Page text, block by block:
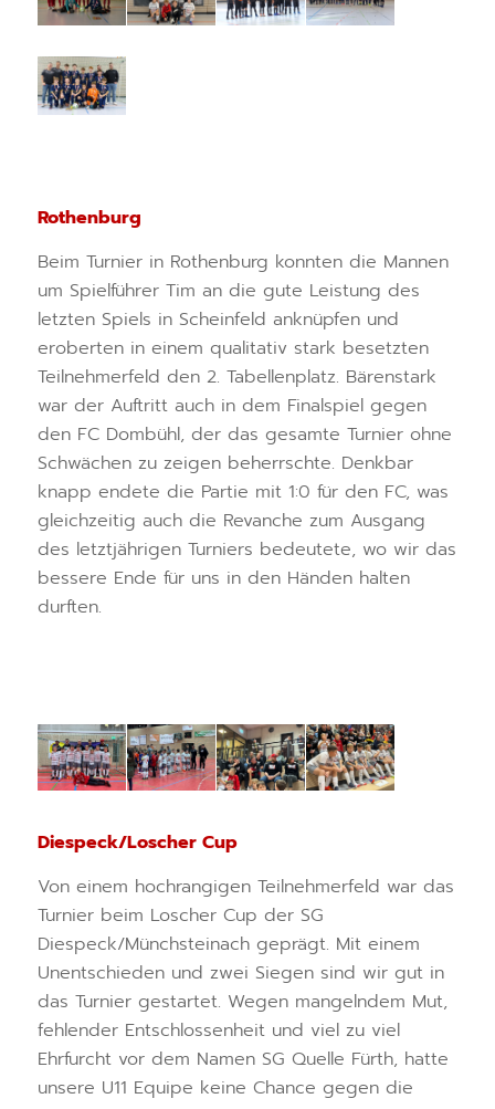
Rothenburg
Beim Turnier in Rothenburg konnten die Mannen
um Spielführer Tim an die gute Leistung des
letzten Spiels in Scheinfeld anknüpfen und
eroberten in einem qualitativ stark besetzten
Teilnehmerfeld den 2. Tabellenplatz. Bärenstark
war der Auftritt auch in dem Finalspiel gegen
den FC Dombühl, der das gesamte Turnier ohne
Schwächen zu zeigen beherrschte. Denkbar
knapp endete die Partie mit 1:0 für den FC, was
gleichzeitig auch die Revanche zum Ausgang
des letztjährigen Turniers bedeutete, wo wir das
bessere Ende für uns in den Händen halten
durften.
Diespeck/Loscher Cup
Von einem hochrangigen Teilnehmerfeld war das
Turnier beim Loscher Cup der SG
Diespeck/Münchsteinach geprägt. Mit einem
Unentschieden und zwei Siegen sind wir gut in
das Turnier gestartet. Wegen mangelndem Mut,
fehlender Entschlossenheit und viel zu viel
Ehrfurcht vor dem Namen SG Quelle Fürth, hatte
unsere U11 Equipe keine Chance gegen die